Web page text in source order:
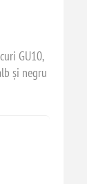
GU10,
și negru